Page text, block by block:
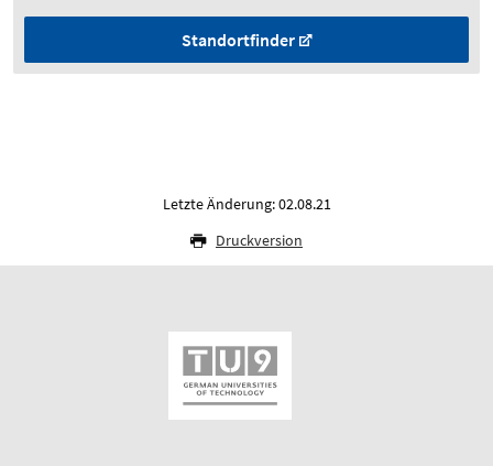
Standortfinder
Letzte Änderung: 02.08.21
Druckversion